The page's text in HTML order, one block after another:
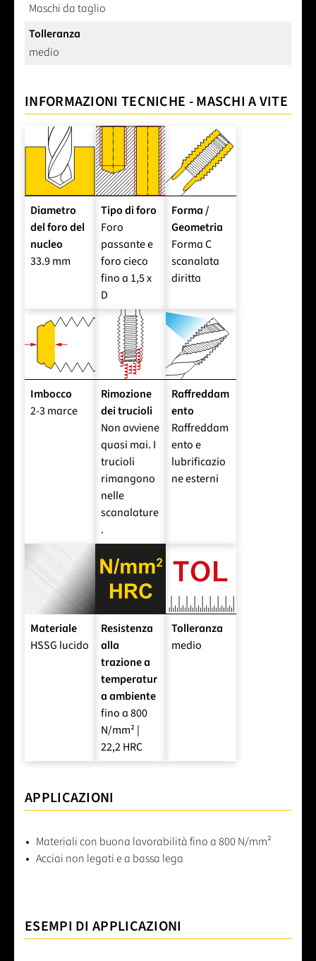
Maschi da taglio
Tolleranza
medio
INFORMAZIONI TECNICHE - MASCHI A VITE
Diametro
del foro del
nucleo
33.9 mm
Tipo di foro
Foro
passante e
foro cieco
fino a 1,5 x
D
Forma /
Geometria
Forma C
scanalata
diritta
Imbocco
2-3 marce
Rimozione
dei trucioli
Non avviene
quasi mai. I
trucioli
rimangono
nelle
scanalature
.
Raffreddam
ento
Raffreddam
ento e
lubrificazio
ne esterni
Materiale
HSSG lucido
Resistenza
alla
trazione a
temperatur
a ambiente
fino a 800
N/mm² |
22,2 HRC
Tolleranza
medio
APPLICAZIONI
Materiali con buona lavorabilità fino a 800 N/mm²
Acciai non legati e a bassa lega
ESEMPI DI APPLICAZIONI